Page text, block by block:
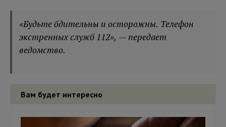
«Будьте бдительны и осторожны. Телефон
экстренных служб 112», — передает
ведомство.
Вам будет интересно